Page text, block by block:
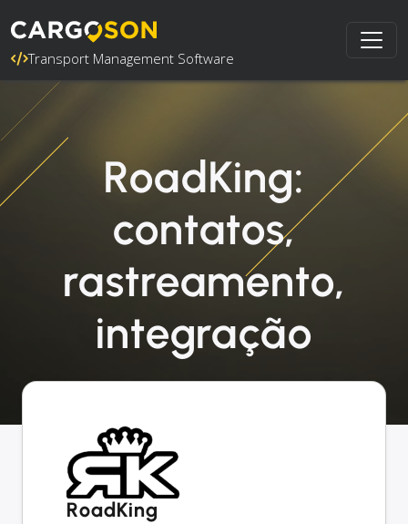
Transport Management Software
RoadKing:
contatos,
rastreamento,
integração
RoadKing